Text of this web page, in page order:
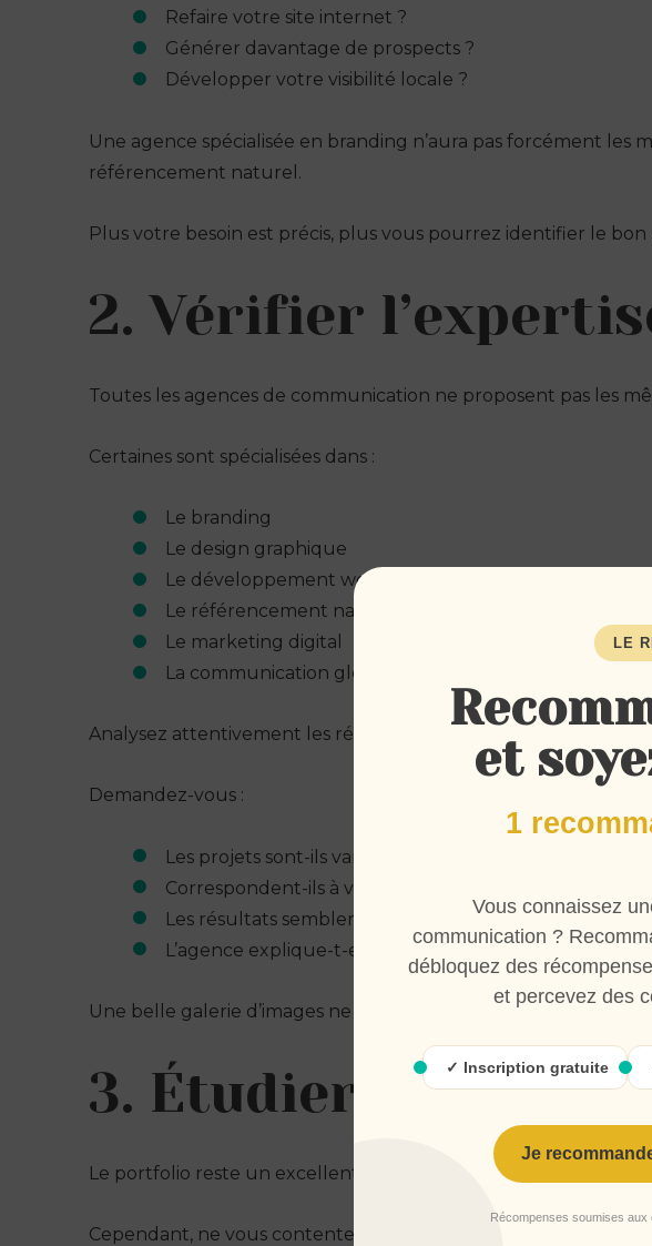
Refaire votre site internet ?
Générer davantage de prospects ?
Développer votre visibilité locale ?
Une agence spécialisée en branding n’aura pas forcément
référencement naturel.
Plus votre besoin est précis, plus vous pourrez identifier le bon
2. Vérifier
Toutes les agences de communication ne proposent pas les
Certaines sont spécialisées dans :
Le branding
Le design graphique
Le développement web
Le référencement naturel
Le marketing digital
La communication globale
Analysez attentivement les réalisations présentées.
Demandez-vous :
Les projets sont-ils variés ?
Correspondent-ils à votre secteur ?
Les résultats semblent-ils cohérents ?
L’agence explique-t-elle sa démarche ?
Une belle galerie d’images ne suffit pas toujours à démontrer
3. Étudier les
Le portfolio reste un excellent indicateur de qualité.
Cependant, ne vous contentez pas de regarder l’esthétique des
LE
et
1
Vous connaissez
communication ?
débloquez des
et percevez des
✓ Inscription gratuite
Je
Récompenses soumises aux